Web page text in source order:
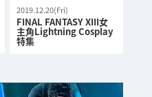
2019.12.20(Fri)
FINAL FANTASY XIII女
主角Lightning Cosplay
特集